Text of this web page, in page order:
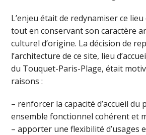
L’enjeu était de redynamiser ce
tout en conservant son caractère
culturel d’origine. La décision de
l’architecture de ce site, lieu
du Touquet-Paris-Plage, était
raisons :
– renforcer la capacité d’accueil du
ensemble fonctionnel cohérent et
– apporter une flexibilité d’usages